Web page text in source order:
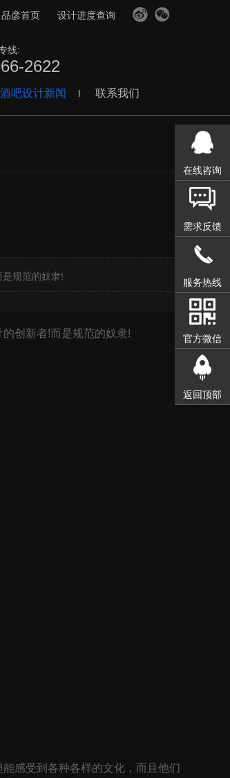
品彦首页 设计进度查询
线:
2622
酒吧设计新闻 联系我们
规范的奴隶!
创新者!而是规范的奴隶!
感受到各种各样的文化，而且他们
在线咨询
需求反馈
服务热线
官方微信
返回顶部